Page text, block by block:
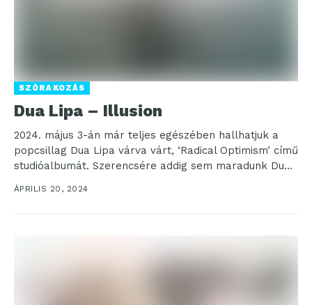
SZÓRAKOZÁS
Dua Lipa – Illusion
2024. május 3-án már teljes egészében hallhatjuk a
popcsillag Dua Lipa várva várt, ‘Radical Optimism’ című
studióalbumát. Szerencsére addig sem maradunk Dua
nélkül,...
ÁPRILIS 20, 2024